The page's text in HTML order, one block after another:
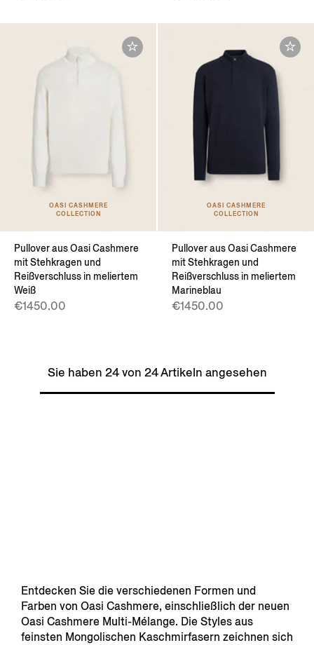
OASI CASHMERE
COLLECTION
Pullover aus Oasi Cashmere
mit Stehkragen und
Reißverschluss in meliertem
Weiß
€1450.00
OASI CASHMERE
COLLECTION
Pullover aus Oasi Cashmere
mit Stehkragen und
Reißverschluss in meliertem
Marineblau
€1450.00
Sie haben 24 von 24 Artikeln angesehen
Entdecken Sie die verschiedenen Formen und
Farben von Oasi Cashmere, einschließlich der neuen
Oasi Cashmere Multi-Mélange. Die Styles aus
feinsten Mongolischen Kaschmirfasern zeichnen sich